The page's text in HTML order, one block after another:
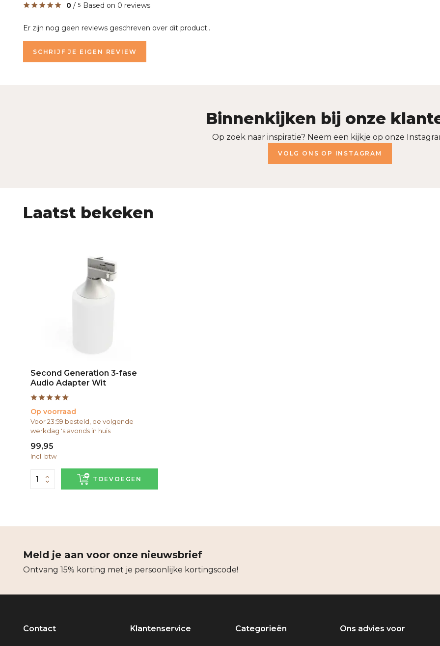
0 / 5 Based on 0 reviews
Er zijn nog geen reviews geschreven over dit product..
SCHRIJF JE EIGEN REVIEW
Binnenkijken bij onze
Op zoek naar inspiratie? Neem een kijkje op onze
VOLG ONS OP INSTAGRAM
Laatst bekeken
Second Generation 3-fase
Audio Adapter Wit
Op voorraad
Voor 23:59 besteld, de volgende
werkdag 's avonds in huis
99,95
Incl. btw
TOEVOEGEN
Meld je aan voor onze nieuwsbrief
Ontvang 15% korting met je persoonlijke kortingscode!
Contact Klantenservice Categorieën Ons advies voor